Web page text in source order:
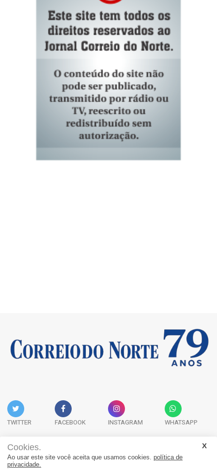
TWITTER FACEBOOK INSTAGRAM WHATSAPP
Acervo Digital Fale Conosco Quem Somos
Cookies.
Ao usar este site você aceita que usamos cookies. política de
privacidade.